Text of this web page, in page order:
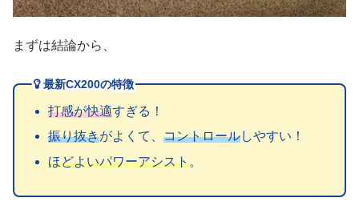
まずは結論から、
最新CX200の特徴
打感が快適すぎる！
振り抜きがよくて、 コントロールしやすい！
ほどよいパワーアシスト。